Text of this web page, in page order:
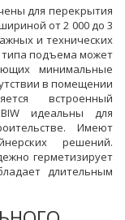
для перекрытия
от 2 000 до 3
и технических
типа подъема может
минимальные
в помещении
встроенный
идеальны для
Имеют
решений.
герметизирует
длительным